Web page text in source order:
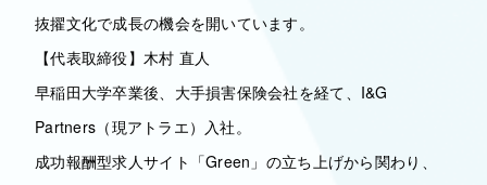
抜擢文化で成長の機会を開いています。
【代表取締役】木村 直人
早稲田大学卒業後、大手損害保険会社を経て、I&G
Partners（現アトラエ）入社。
成功報酬型求人サイト「Green」の立ち上げから関わり、